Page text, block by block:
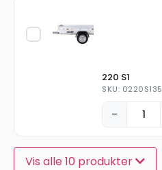
220 S1
SKU: 0220S135
−
Vis alle 10 produkter